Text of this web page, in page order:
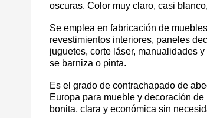
oscuras. Color muy claro, casi
Se emplea en fabricación de
revestimientos interiores, paneles
juguetes, corte láser, manualidades
se barniza o pinta.
Es el grado de contrachapado de
Europa para mueble y decoración
bonita, clara y económica sin
Acepto el procesamiento
Todos los campos son